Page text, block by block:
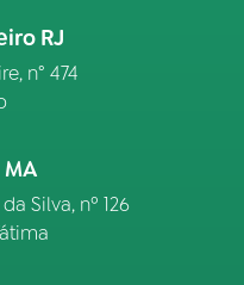
RJ
n° 474
MA
Silva, nº 126